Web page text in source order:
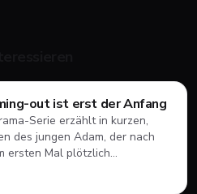
out ist erst der Anfang
Serie erzählt in kurzen,
des jungen Adam, der nach
ersten Mal plötzlich
Freundschaft und Familie